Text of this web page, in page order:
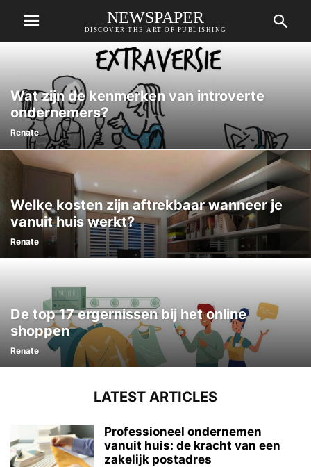
NEWSPAPER
DISCOVER THE ART OF PUBLISHING
Wat zijn de kenmerken van introverte
ondernemers?
Renate
Welke kosten zijn aftrekbaar wanneer je
vanuit huis werkt?
Renate
De top 17 ergernissen bij het online
shoppen
Renate
LATEST ARTICLES
Professioneel ondernemen
vanuit huis: de kracht van een
zakelijk postadres